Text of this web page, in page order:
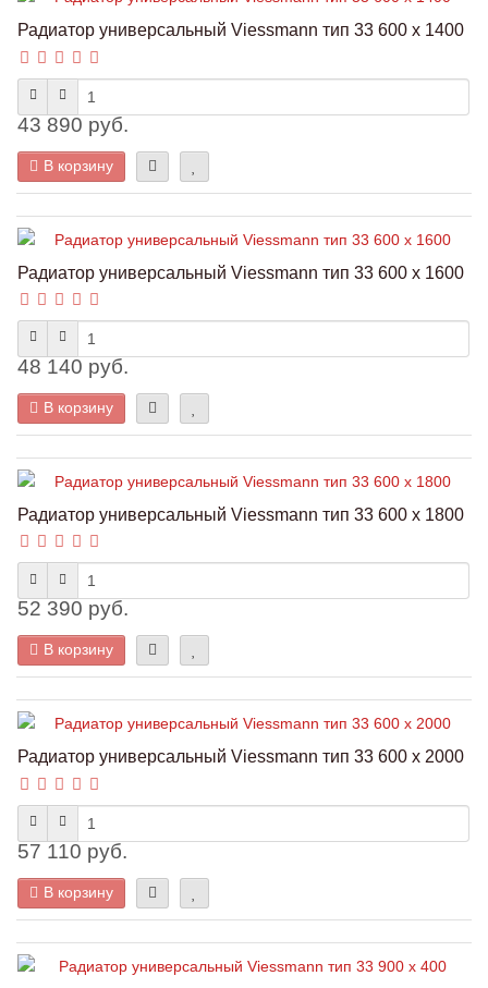
Радиатор универсальный Viessmann тип 33 600 x 1400
43 890 руб.
В корзину
Радиатор универсальный Viessmann тип 33 600 x 1600
48 140 руб.
В корзину
Радиатор универсальный Viessmann тип 33 600 x 1800
52 390 руб.
В корзину
Радиатор универсальный Viessmann тип 33 600 x 2000
57 110 руб.
В корзину